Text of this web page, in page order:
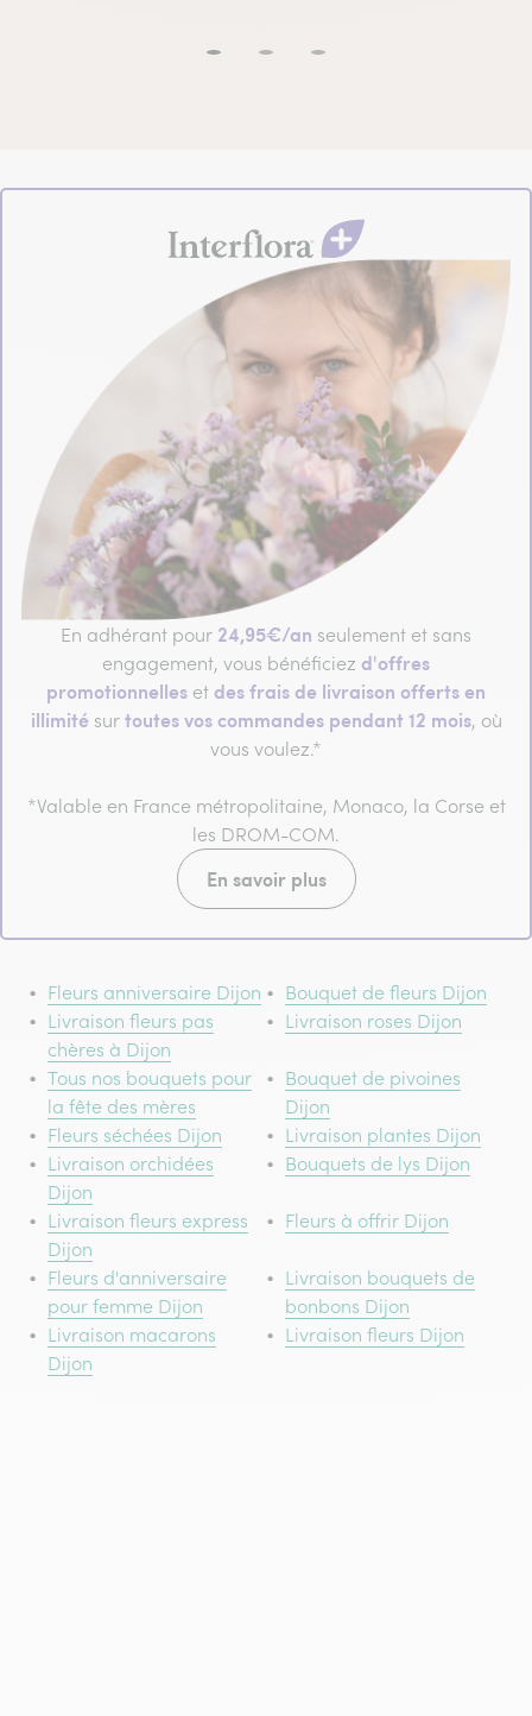
En adhérant pour 24,95€/an seulement et sans
engagement, vous bénéficiez d'offres
promotionnelles et des frais de livraison offerts en
illimité surtoutes vos commandes pendant 12 mois, où
vous voulez.*
*Valable en France métropolitaine, Monaco, la Corse et
les DROM-COM.
En savoir plus
Fleurs anniversaire Dijon
Bouquet de fleurs Dijon
Livraison fleurs pas
chères à Dijon
Livraison roses Dijon
Tous nos bouquets pour
la fête des mères
Bouquet de pivoines
Dijon
Fleurs séchées Dijon
Livraison plantes Dijon
Livraison orchidées
Dijon
Bouquets de lys Dijon
Livraison fleurs express
Dijon
Fleurs à offrir Dijon
Fleurs d'anniversaire
pour femme Dijon
Livraison bouquets de
bonbons Dijon
Livraison macarons
Dijon
Livraison fleurs Dijon